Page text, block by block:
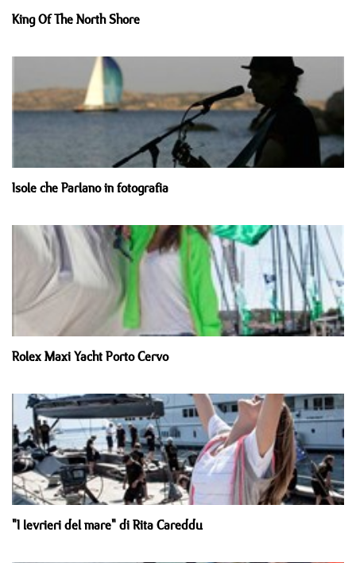
King Of The North Shore
Isole che Parlano in fotografia
Rolex Maxi Yacht Porto Cervo
"I levrieri del mare" di Rita Careddu